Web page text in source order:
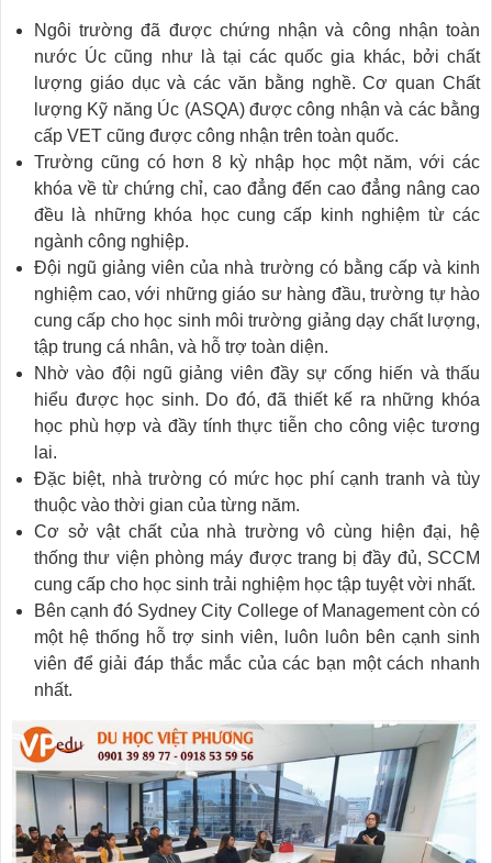
Ngôi trường đã được chứng nhận và công nhận toàn
nước Úc cũng như là tại các quốc gia khác, bởi chất
lượng giáo dục và các văn bằng nghề. Cơ quan Chất
lượng Kỹ năng Úc (ASQA) được công nhận và các bằng
cấp VET cũng được công nhận trên toàn quốc.
Trường cũng có hơn 8 kỳ nhập học một năm, với các
khóa về từ chứng chỉ, cao đẳng đến cao đẳng nâng cao
đều là những khóa học cung cấp kinh nghiệm từ các
ngành công nghiệp.
Đội ngũ giảng viên của nhà trường có bằng cấp và kinh
nghiệm cao, với những giáo sư hàng đầu, trường tự hào
cung cấp cho học sinh môi trường giảng dạy chất lượng,
tập trung cá nhân, và hỗ trợ toàn diện.
Nhờ vào đội ngũ giảng viên đầy sự cống hiến và thấu
hiểu được học sinh. Do đó, đã thiết kế ra những khóa
học phù hợp và đầy tính thực tiễn cho công việc tương
lai.
Đặc biệt, nhà trường có mức học phí cạnh tranh và tùy
thuộc vào thời gian của từng năm.
Cơ sở vật chất của nhà trường vô cùng hiện đại, hệ
thống thư viện phòng máy được trang bị đầy đủ, SCCM
cung cấp cho học sinh trải nghiệm học tập tuyệt vời nhất.
Bên cạnh đó Sydney City College of Management còn có
một hệ thống hỗ trợ sinh viên, luôn luôn bên cạnh sinh
viên để giải đáp thắc mắc của các bạn một cách nhanh
nhất.